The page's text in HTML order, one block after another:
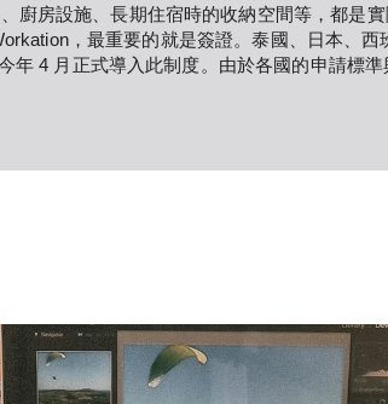
廚房設施、長期住宿時的收納空間等，都是實
，最重要的就是簽證。泰國、日本、
年 4 月正式導入此制度。由於各國的申請標